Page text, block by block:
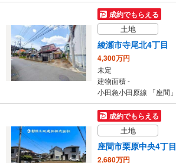
成約でもらえる
土地
綾瀬市寺尾北4丁目
4,300万円
未定
建物面積 -
小田急小田原線 「座間
成約でもらえる
土地
座間市栗原中央4丁目
2,680万円